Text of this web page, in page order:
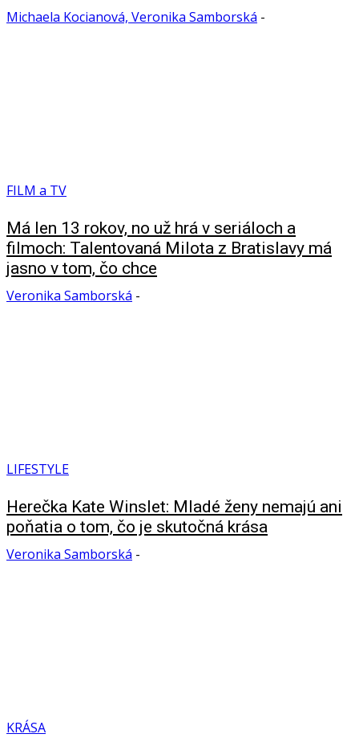
Michaela Kocianová, Veronika Samborská -
FILM a TV
Má len 13 rokov, no už hrá v seriáloch a
filmoch: Talentovaná Milota z Bratislavy má
jasno v tom, čo chce
Veronika Samborská -
LIFESTYLE
Herečka Kate Winslet: Mladé ženy nemajú ani
poňatia o tom, čo je skutočná krása
Veronika Samborská -
KRÁSA